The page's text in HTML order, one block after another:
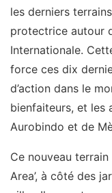
les derniers
protectrice autour
Internationale.
force ces dix
d’action dans le
bienfaiteurs, et les
Aurobindo et de
Ce nouveau terrain
Area’, à côté des